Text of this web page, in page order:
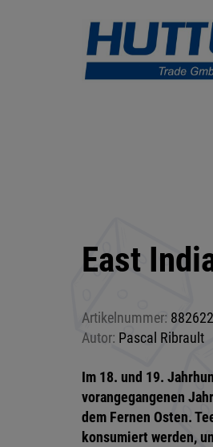
East
Artikelnummer: 882622
Autor: Pascal Ribrault
Im 18. und 19.
vorangegangenen
dem Fernen Osten.
konsumiert werden,